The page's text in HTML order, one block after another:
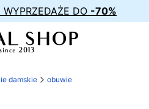
WYPRZEDAŻE DO -70%
damskie obuwie